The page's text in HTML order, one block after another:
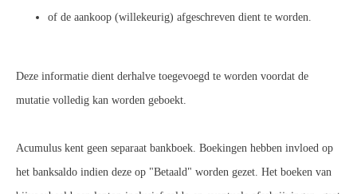
of de aankoop (willekeurig) afgeschreven dient te worden.
Deze informatie dient derhalve toegevoegd te worden voordat de
mutatie volledig kan worden geboekt.
Acumulus kent geen separaat bankboek. Boekingen hebben invloed op
het banksaldo indien deze op "Betaald" worden gezet. Het boeken van